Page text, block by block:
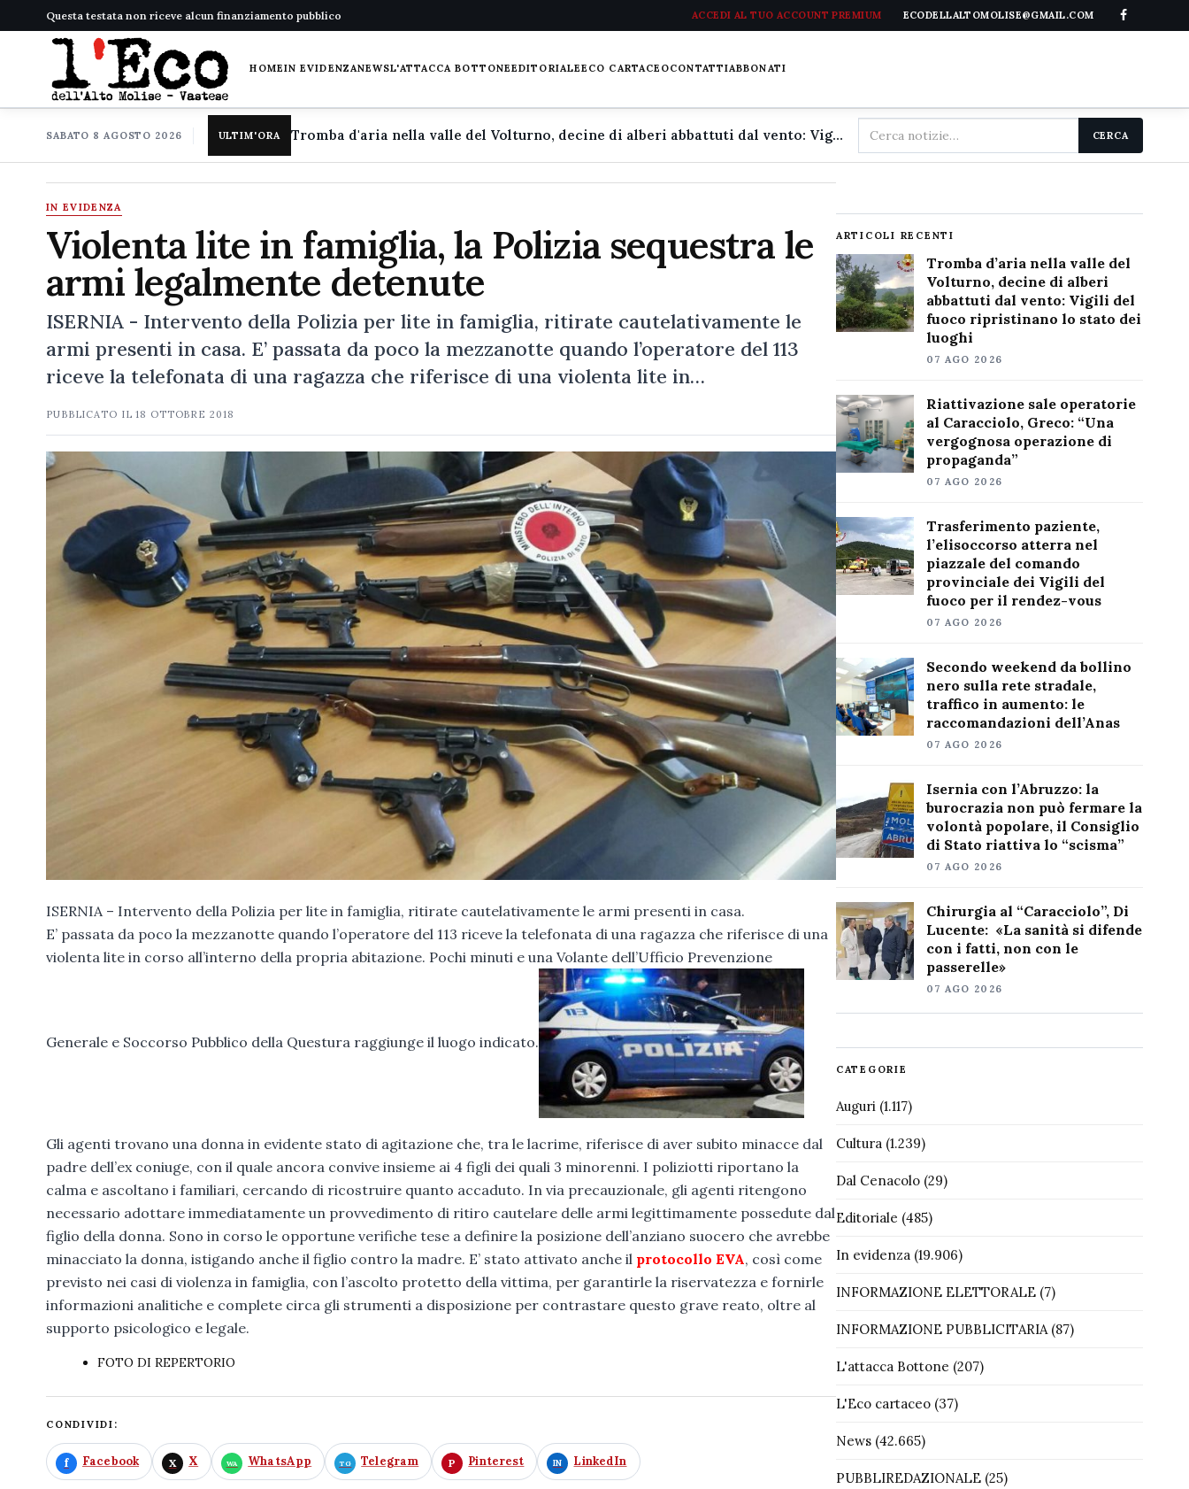
Questa testata non riceve alcun finanziamento pubblico ACCEDI AL TUO ACCOUNT PREMIUM ECODELLALTOMOLISE@GMAIL.COM
HOMEIN EVIDENZANEWSL'ATTACCA BOTTONEEDITORIALEECO CARTACEOCONTATTIABBONATI
SABATO 8 AGOSTO 2026 ULTIM'ORA Tromba d'aria nella valle del Volturno, decine di alberi abbattuti dal vento: Vigili del fuoco ripristinano lo stato dei luoghi
Cerca
nel
CERCA
IN EVIDENZA
Violenta lite in famiglia, la Polizia sequestra le
armi legalmente detenute
ISERNIA - Intervento della Polizia per lite in famiglia, ritirate cautelativamente le
armi presenti in casa. E’ passata da poco la mezzanotte quando l’operatore del 113
riceve la telefonata di una ragazza che riferisce di una violenta lite in…
PUBBLICATO IL18 OTTOBRE 2018
ISERNIA – Intervento della Polizia per lite in famiglia, ritirate cautelativamente le armi presenti in casa.
E’ passata da poco la mezzanotte quando l’operatore del 113 riceve la telefonata di una ragazza che riferisce di una
violenta lite in corso all’interno della propria abitazione. Pochi minuti e una Volante dell’Ufficio Prevenzione
Generale e Soccorso Pubblico della Questura raggiunge il luogo indicato.
Gli agenti trovano una donna in evidente stato di agitazione che, tra le lacrime, riferisce di aver subito minacce dal
padre dell’ex coniuge, con il quale ancora convive insieme ai 4 figli dei quali 3 minorenni. I poliziotti riportano la
calma e ascoltano i familiari, cercando di ricostruire quanto accaduto. In via precauzionale, gli agenti ritengono
necessario adottare immediatamente un provvedimento di ritiro cautelare delle armi legittimamente possedute dal
figlio della donna. Sono in corso le opportune verifiche tese a definire la posizione dell’anziano suocero che avrebbe
minacciato la donna, istigando anche il figlio contro la madre. E’ stato attivato anche il protocollo EVA, così come
previsto nei casi di violenza in famiglia, con l’ascolto protetto della vittima, per garantirle la riservatezza e fornirle
informazioni analitiche e complete circa gli strumenti a disposizione per contrastare questo grave reato, oltre al
supporto psicologico e legale.
FOTO DI REPERTORIO
CONDIVIDI:
Facebook X WhatsApp Telegram Pinterest LinkedIn
ARTICOLI RECENTI
Tromba d’aria nella valle del
Volturno, decine di alberi
abbattuti dal vento: Vigili del
fuoco ripristinano lo stato dei
luoghi
07 AGO 2026
Riattivazione sale operatorie
al Caracciolo, Greco: “Una
vergognosa operazione di
propaganda”
07 AGO 2026
Trasferimento paziente,
l’elisoccorso atterra nel
piazzale del comando
provinciale dei Vigili del
fuoco per il rendez-vous
07 AGO 2026
Secondo weekend da bollino
nero sulla rete stradale,
traffico in aumento: le
raccomandazioni dell’Anas
07 AGO 2026
Isernia con l’Abruzzo: la
burocrazia non può fermare la
volontà popolare, il Consiglio
di Stato riattiva lo “scisma”
07 AGO 2026
Chirurgia al “Caracciolo”, Di
Lucente: «La sanità si difende
con i fatti, non con le
passerelle»
07 AGO 2026
CATEGORIE
Auguri(1.117)
Cultura(1.239)
Dal Cenacolo(29)
Editoriale (485)
In evidenza(19.906)
INFORMAZIONE ELETTORALE(7)
INFORMAZIONE PUBBLICITARIA(87)
L'attacca Bottone (207)
L'Eco cartaceo(37)
News(42.665)
PUBBLIREDAZIONALE(25)